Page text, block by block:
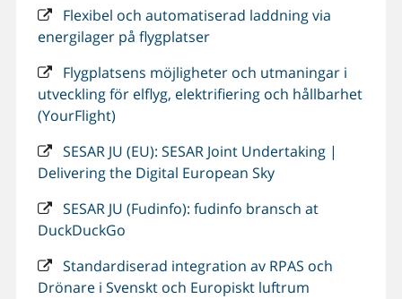
Flexibel och automatiserad laddning via
energilager på flygplatser
Flygplatsens möjligheter och utmaningar i
utveckling för elflyg, elektrifiering och hållbarhet
(YourFlight)
SESAR JU (EU): SESAR Joint Undertaking |
Delivering the Digital European Sky
SESAR JU (Fudinfo): fudinfo bransch at
DuckDuckGo
Standardiserad integration av RPAS och
Drönare i Svenskt och Europiskt luftrum